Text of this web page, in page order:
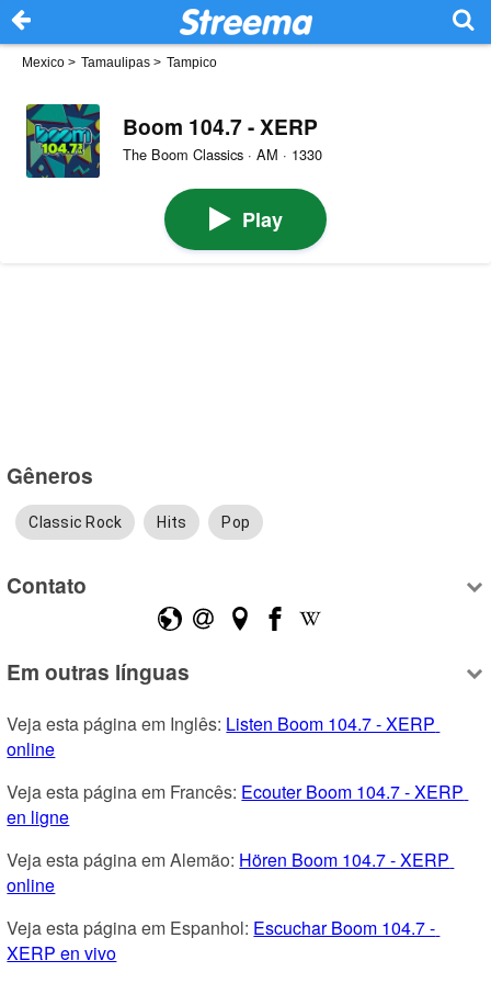
Mexico > Tamaulipas > Tampico
Boom 104.7 - XERP
The Boom Classics · AM · 1330
Play
Gêneros
Classic Rock Hits Pop
Contato
Em outras línguas
Veja esta página em Inglês: Listen Boom 104.7 - XERP
online
Veja esta página em Francês: Ecouter Boom 104.7 - XERP
en ligne
Veja esta página em Alemão: Hören Boom 104.7 - XERP
online
Veja esta página em Espanhol: Escuchar Boom 104.7 -
XERP en vivo